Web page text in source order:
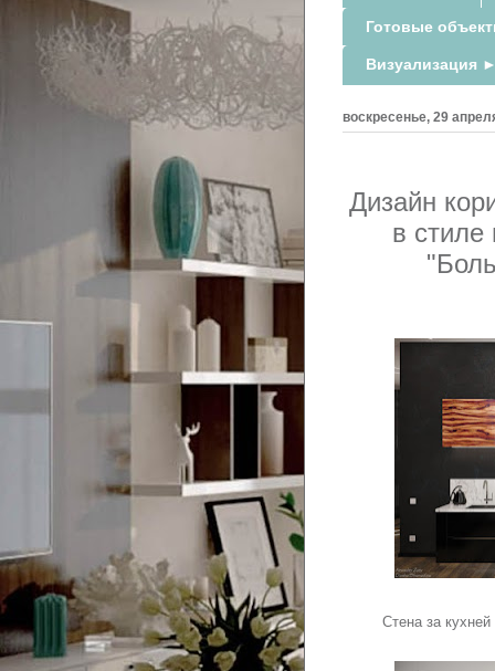
Готовые
Визуализация
воскресенье, 29
Дизайн
в
Стена за